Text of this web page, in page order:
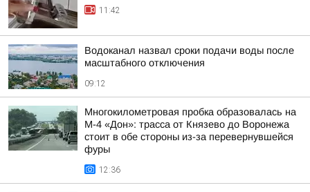
11:42
Водоканал назвал сроки подачи воды после
масштабного отключения
09:12
Многокилометровая пробка образовалась на
М-4 «Дон»: трасса от Князево до Воронежа
стоит в обе стороны из-за перевернувшейся
фуры
12:36